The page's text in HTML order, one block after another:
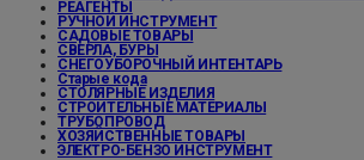
РЕАГЕНТЫ
РУЧНОЙ ИНСТРУМЕНТ
САДОВЫЕ ТОВАРЫ
СВЕРЛА, БУРЫ
СНЕГОУБОРОЧНЫЙ ИНТЕНТАРЬ
Старые кода
СТОЛЯРНЫЕ ИЗДЕЛИЯ
СТРОИТЕЛЬНЫЕ МАТЕРИАЛЫ
ТРУБОПРОВОД
ХОЗЯЙСТВЕННЫЕ ТОВАРЫ
ЭЛЕКТРО-БЕНЗО ИНСТРУМЕНТ